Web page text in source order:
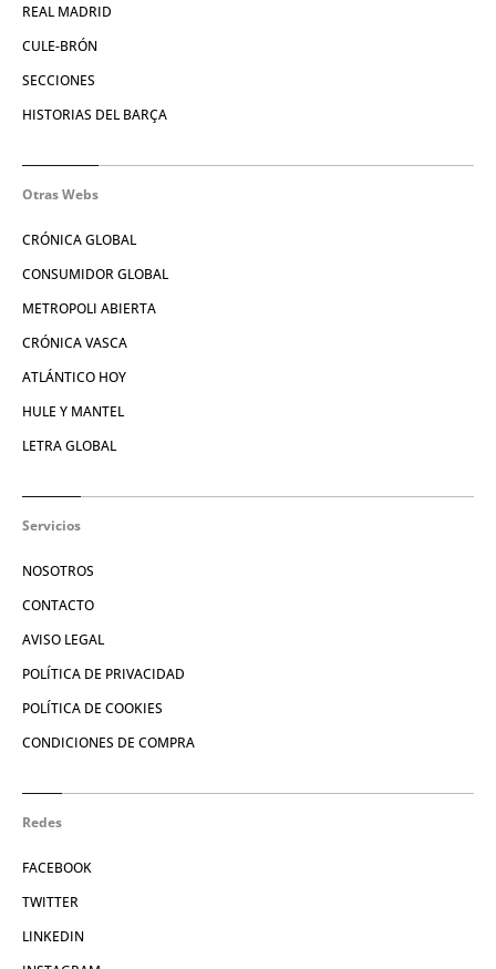
REAL MADRID
CULE-BRÓN
SECCIONES
HISTORIAS DEL BARÇA
Otras Webs
CRÓNICA GLOBAL
CONSUMIDOR GLOBAL
METROPOLI ABIERTA
CRÓNICA VASCA
ATLÁNTICO HOY
HULE Y MANTEL
LETRA GLOBAL
Servicios
NOSOTROS
CONTACTO
AVISO LEGAL
POLÍTICA DE PRIVACIDAD
POLÍTICA DE COOKIES
CONDICIONES DE COMPRA
Redes
FACEBOOK
TWITTER
LINKEDIN